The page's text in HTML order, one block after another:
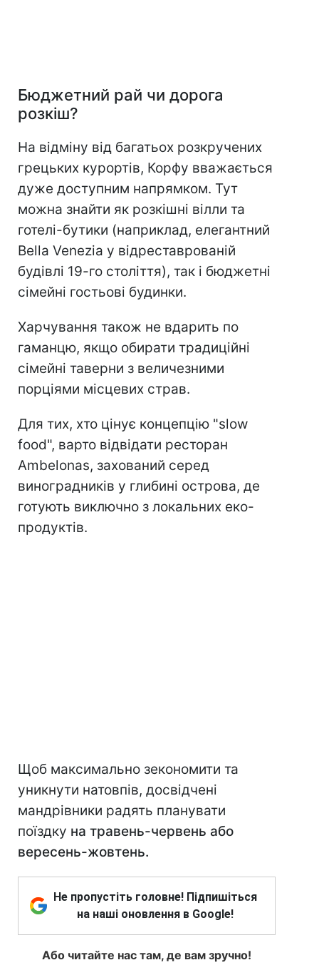
Бюджетний рай чи дорога
розкіш?
На відміну від багатьох розкручених
грецьких курортів, Корфу вважається
дуже доступним напрямком. Тут
можна знайти як розкішні вілли та
готелі-бутики (наприклад, елегантний
Bella Venezia у відреставрованій
будівлі 19-го століття), так і бюджетні
сімейні гостьові будинки.
Харчування також не вдарить по
гаманцю, якщо обирати традиційні
сімейні таверни з величезними
порціями місцевих страв.
Для тих, хто цінує концепцію "slow
food", варто відвідати ресторан
Ambelonas, захований серед
виноградників у глибині острова, де
готують виключно з локальних еко-
продуктів.
Щоб максимально зекономити та
уникнути натовпів, досвідчені
мандрівники радять планувати
поїздку на травень-червень або
вересень-жовтень.
Не пропустіть головне! Підпишіться
на наші оновлення в Google!
Або читайте нас там, де вам зручно!